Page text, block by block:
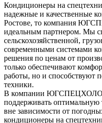
Кондиционеры на
надежные и качественные
Ростове, то компания
идеальным партнером. Мы
сельскохозяйственной,
современными системами
решения по ценам от
только обеспечивают
работы, но и способствуют
техники.
В компании
поддерживать оптимальную
вне зависимости от
кондиционеры на